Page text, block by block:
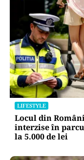
LIFESTYLE
Locul din
interzise în
la 5.000 de lei